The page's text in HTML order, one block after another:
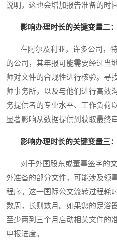
说明，这也会增加报告准备的时间
影响办理时长的关键变量二
在阿尔及利亚，许多公司，特
的公司，其年报可能需要经过当
师对文件的合规性进行核验。寻
师事务所，以及与他们进行高效
务提供者的专业水平、工作负荷
显著影响从数据提供到获取最终
影响办理时长的关键变量三
对于外国股东或董事签字的文
外准备的部分文件，可能涉及领
程序。这一国际公文流转过程耗
数周，长则数月。如果您的足浴
至少两到三个月启动相关文件的
申报进度。